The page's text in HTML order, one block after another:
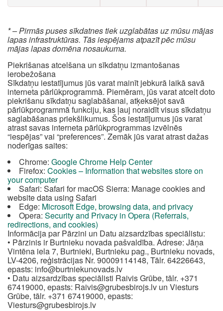
* – Pirmās puses sīkdatnes tiek uzglabātas uz mūsu mājas
lapas infrastruktūras. Tās iespējams atpazīt pēc mūsu
mājas lapas domēna nosaukuma.
Piekrišanas atcelšana un sīkdatņu izmantošanas
ierobežošana
Sīkdatņu iestatījumus jūs varat mainīt jebkurā laikā savā
interneta pārlūkprogrammā. Piemēram, jūs varat atcelt doto
piekrišanu sīkdatņu saglabāšanai, atķeksējot savā
pārlūkprogrammā funkciju, kas ļauj noraidīt visus sīkdatņu
saglabāšanas priekšlikumus. Šos iestatījumus jūs varat
atrast savas interneta pārlūkprogrammas izvēlnēs
“iespējas” vai “preferences”. Zemāk jūs varat atrast dažas
noderīgas saites:
Chrome: Google Chrome Help Center
Firefox: Cookies – Information that websites store on
your computer
Safari: Safari for macOS Sierra: Manage cookies and
website data using Safari
Edge: Microsoft Edge, browsing data, and privacy
Opera: Security and Privacy in Opera (Referrals,
redirections, and cookies)
Informācija par Pārzini un Datu aizsardzības speciālistu:
• Pārzinis ir Burtnieku novada pašvaldība. Adrese: Jāņa
Vintēna iela 7, Burtnieki, Burtnieku pag., Burtnieku novads,
LV-4206, reģistrācijas Nr. 90009114148, Tālr. 64226643,
epasts: info@burtniekunovads.lv
• Datu aizsardzības speciālisti Raivis Grūbe, tālr. +371
67419000, epasts: Raivis@grubesbirojs.lv un Viesturs
Grūbe, tālr. +371 67419000, epasts:
Viesturs@grubesbirojs.lv